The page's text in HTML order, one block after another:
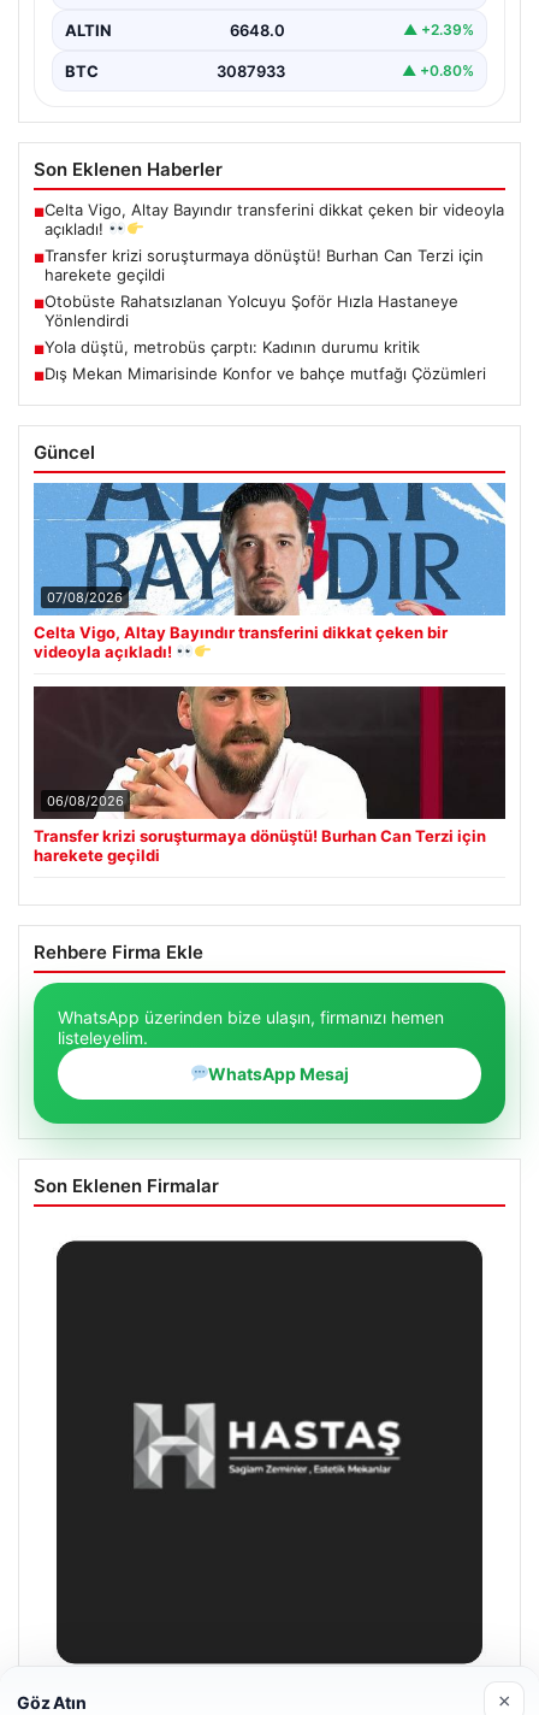
ALTIN 6648.0 ▲ +2.39%
BTC 3087933 ▲ +0.80%
Son Eklenen Haberler
■Celta Vigo, Altay Bayındır transferini dikkat çeken bir videoyla
açıkladı!
■Transfer krizi soruşturmaya dönüştü! Burhan Can Terzi için
harekete geçildi
■Otobüste Rahatsızlanan Yolcuyu Şoför Hızla Hastaneye
Yönlendirdi
■Yola düştü, metrobüs çarptı: Kadının durumu kritik
■Dış Mekan Mimarisinde Konfor ve bahçe mutfağı Çözümleri
Güncel
07/08/2026
Celta Vigo, Altay Bayındır transferini dikkat çeken bir
videoyla açıkladı!
06/08/2026
Transfer krizi soruşturmaya dönüştü! Burhan Can Terzi için
harekete geçildi
Rehbere Firma Ekle
WhatsApp üzerinden bize ulaşın, firmanızı hemen
listeleyelim.
WhatsApp Mesaj
Son Eklenen Firmalar
Göz Atın ×